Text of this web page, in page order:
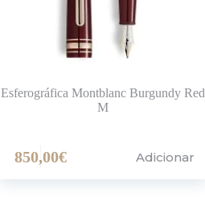
Esferográfica Montblanc Burgundy Red
M
850,00€ Adicionar